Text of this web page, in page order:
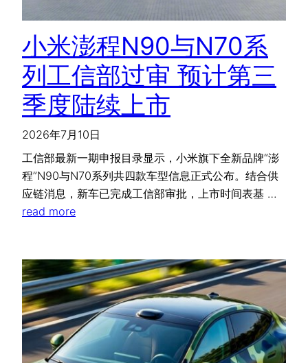
小米澎程N90与N70系
列工信部过审 预计第三
季度陆续上市
2026年7月10日
工信部最新一期申报目录显示，小米旗下全新品牌“澎
程”N90与N70系列共四款车型信息正式公布。结合供
应链消息，新车已完成工信部审批，上市时间表基 …
read more